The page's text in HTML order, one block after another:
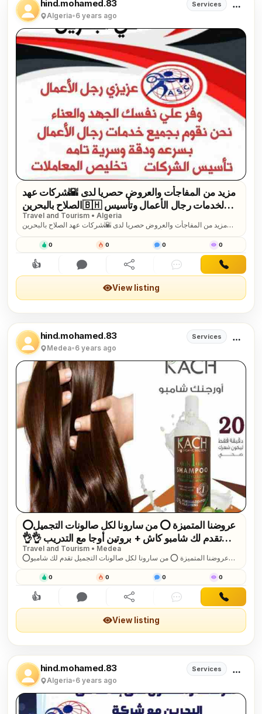
hind.mohamed.83
Algeria•6 years ago
Services
مزيد من المفاجأت والعروض حصريا لدى 🌇شركات عهد
الصلاح بالبحرين🇧🇭 لخدمات رجال الأعمال وتأسيس
الشركات وتخليص المعاملات وإصدار السجلات التجارية
زيارات وإقامات لدولة البحرين للتفاصيل برجاء التواصل
خاص🔏...
Travel and Tourism • Algeria
مزيد من المفاجأت والعروض حصريا لدى 🌇شركات عهد الصلاح بالبحرين
السجلات التجارية زيارات وإقامات لدولة البحرين للتفاصيل برجاء التواصل
خاص🔏/هند محمد
0 0 0 0
👍Interested Comment Share Chat Contact
View listing
hind.mohamed.83
Medea•6 years ago
Services
⭕عروضنا المتميزة ⭕ من سارونا لكل صالونات التجميل
تقدم لك شامبو كاش + بروتين أوجا مع التدريب 👌👌
مش تدريب فقط 🤔 هنقدم لك شهادة الجودة من
البرازيل 🤩 مستنية إيه إتصلي شوفي عروضنا المستمرة
Travel and Tourism • Medea
⭕عروضنا المتميزة ⭕ من سارونا لكل صالونات التجميل تقدم لك شامبو
الجودة من البرازيل 🤩 مستنية إيه إتصلي شوفي عروضنا المستمرة 👏👏
للتواصل خاص ا/هند محمد
0 0 0 0
👍Interested Comment Share Chat Contact
View listing
hind.mohamed.83
Algeria•6 years ago
Services